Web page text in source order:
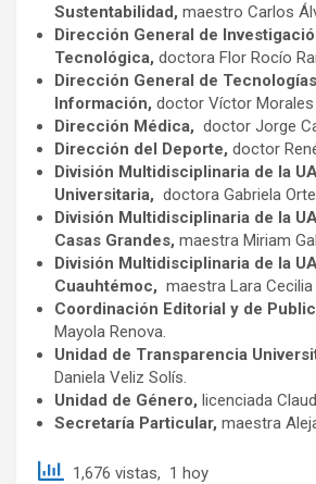
Sustentabilidad, maestro Carlos
Dirección General de
Tecnológica, doctora Flor Rocío
Dirección General de
Información, doctor Víctor Morales
Dirección Médica, doctor Jorge
Dirección del Deporte, doctor
División Multidisciplinaria de la
Universitaria, doctora Gabriela
División Multidisciplinaria de la
Casas Grandes, maestra Miriam
División Multidisciplinaria de la
Cuauhtémoc, maestra Lara Cecilia
Coordinación Editorial y de
Mayola Renova.
Unidad de Transparencia
Daniela Veliz Solís.
Unidad de Género, licenciada
Secretaría Particular, maestra
1,676 vistas, 1 hoy